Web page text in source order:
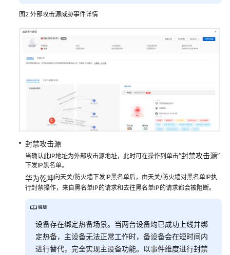
攻
意
件
理
单
互
图2 外部攻击源威胁事件详情
封禁攻击源
当确认此IP地址为外部攻击源地址，此时可在操作列单击“封禁攻击源”
下发IP黑名单。
华为乾坤向天关/防火墙下发IP黑名单后，由天关/防火墙对黑名单IP执
行封禁操作，来自黑名单IP的请求和去往黑名单IP的请求都会被阻断。
设备存在绑定热备场景。当两台设备均已成功上线并绑
定热备，主设备无法正常工作时，备设备会在短时间内
进行替代，完全实现主设备功能。以事件维度进行封禁